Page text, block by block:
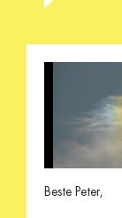
Beste Peter,